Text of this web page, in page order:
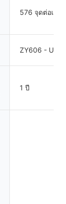
576 จุดต่อเส้น
ZY606 -
1 ปี